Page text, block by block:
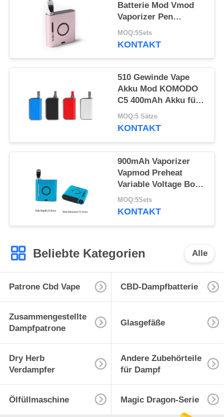
Batterie Mod Vmod
Vaporizer Pen
Custom Logo
Metallmaterial
MOQ:5Sets
KONTAKT
510 Gewinde Vape
Akku Mod KOMODO
C5 400mAh Akku für
Dicköl Verdampfer
MOQ:5 Sätze
KONTAKT
900mAh Vaporizer
Vapmod Preheat
Variable Voltage Box
Mod Für Dicköl-
Kartuschen Kom
MOQ:5Sets
KONTAKT
Beliebte Kategorien Alle
Patrone Cbd Vape CBD-Dampfbatterie
Zusammengestellte
Dampfpatrone
Glasgefäße
Dry Herb
Verdampfer
Andere Zubehörteile
für Dampf
Ölfüllmaschine Magic Dragon-Serie